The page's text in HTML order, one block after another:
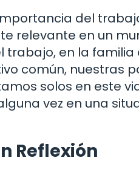
del
relevante en un
trabajo, en la
común, nuestras
solos en este
vez en una
Reflexión